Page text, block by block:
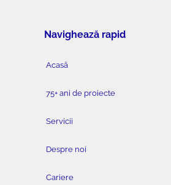
Navighează rapid
Acasă
75+ ani de proiecte
Servicii
Despre noi
Cariere